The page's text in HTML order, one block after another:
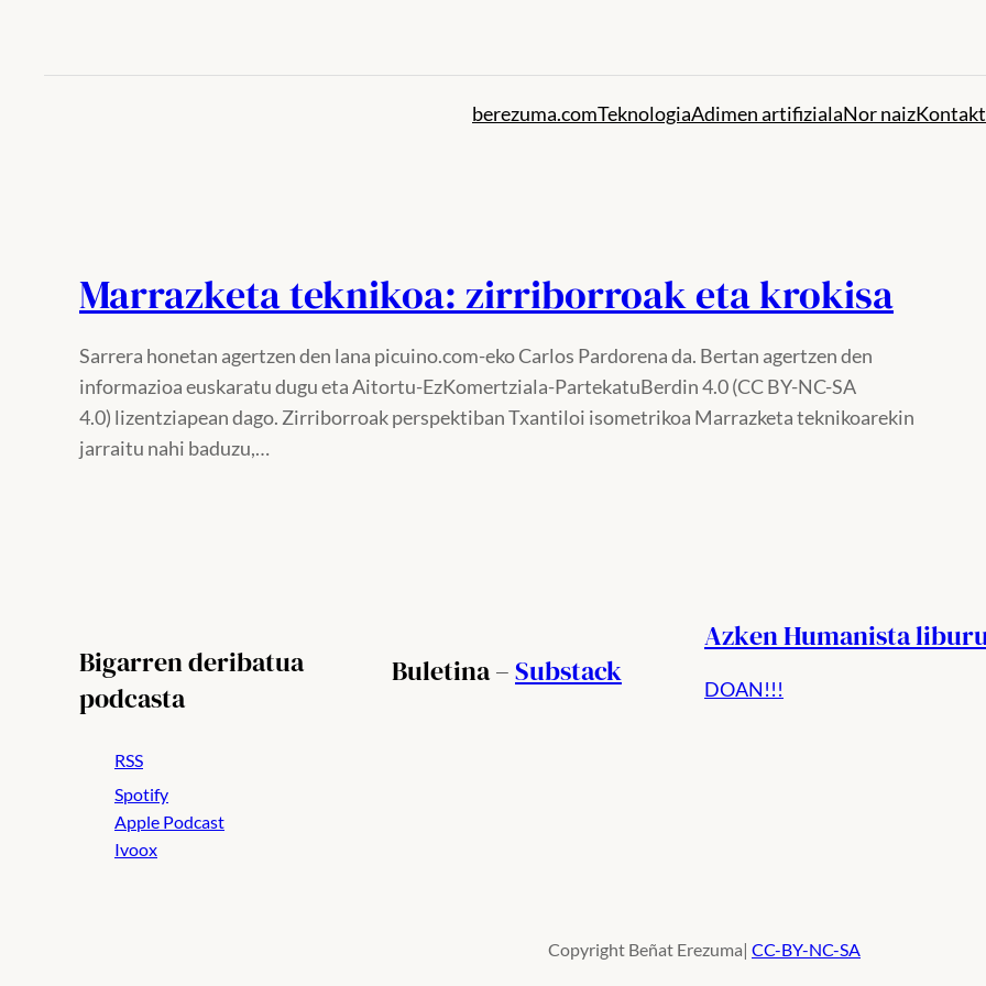
berezuma.comTeknologiaAdimen artifizialaNor naiz
Marrazketa teknikoa: zirriborroak eta krokisa
Sarrera honetan agertzen den lana picuino.com-eko Carlos Pardorena da. Bertan agertzen den
informazioa euskaratu dugu eta Aitortu-EzKomertziala-PartekatuBerdin 4.0 (CC BY-NC-SA
4.0) lizentziapean dago. Zirriborroak perspektiban Txantiloi isometrikoa Marrazketa teknikoarekin
jarraitu nahi baduzu,…
Bigarren deribatua
podcasta
RSS
Spotify
Apple Podcast
Ivoox
Buletina –Substack
Azken Humanista
DOAN!!!
Copyright Beñat Erezuma| CC-BY-NC-SA